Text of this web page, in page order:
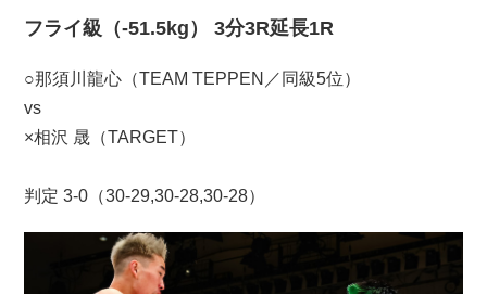
フライ級（-51.5kg） 3分3R延長1R
○那須川龍心（TEAM TEPPEN／同級5位）
vs
×相沢 晟（TARGET）
判定 3-0（30-29,30-28,30-28）